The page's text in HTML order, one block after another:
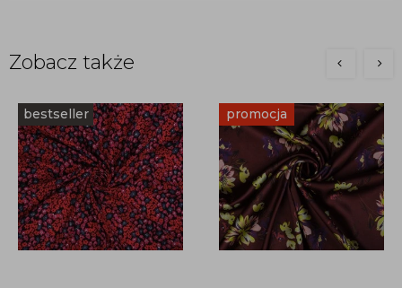
Zobacz także
bestseller promocja